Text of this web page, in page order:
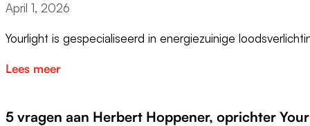
April 1, 2026
Yourlight is gespecialiseerd in energiezuinige
Lees meer
5 vragen aan Herbert Hoppener, oprichter